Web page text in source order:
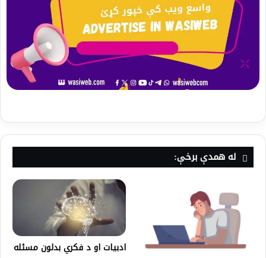
له همدې برخې:
ادبیات او د فکري بدلون مسئله